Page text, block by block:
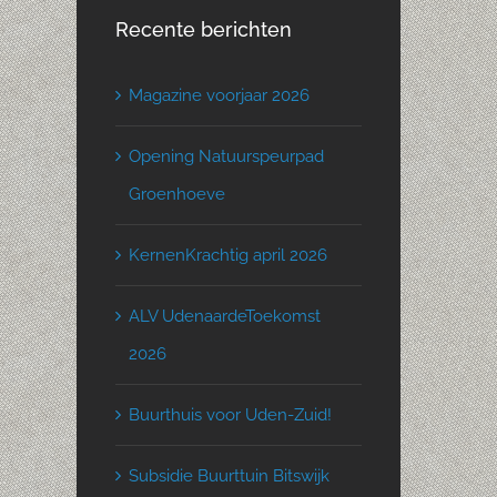
Recente berichten
Magazine voorjaar 2026
Opening Natuurspeurpad
Groenhoeve
KernenKrachtig april 2026
ALV UdenaardeToekomst
2026
Buurthuis voor Uden-Zuid!
Subsidie Buurttuin Bitswijk